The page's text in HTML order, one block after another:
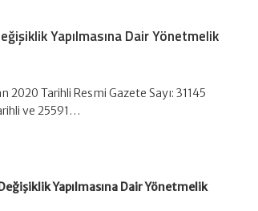
Yapılmasına Dair Yönetmelik
2020 Tarihli Resmi Gazete Sayı: 31145
ve 25591…
Yapılmasına Dair Yönetmelik